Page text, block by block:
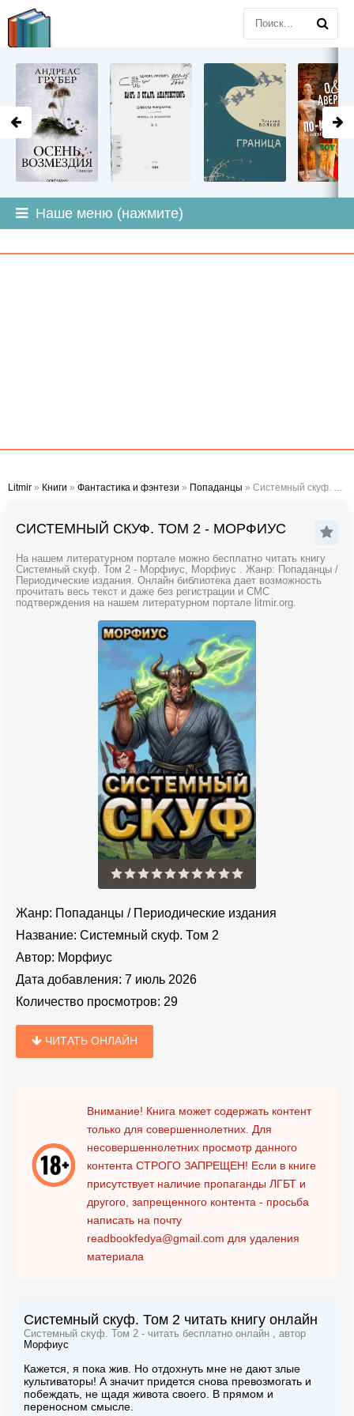
Наше меню (нажмите)
Litmir » Книги » Фантастика и фэнтези » Попаданцы » Системный скуф. Том 2 - Морфиус
СИСТЕМНЫЙ СКУФ. ТОМ 2 - МОРФИУС
На нашем литературном портале можно бесплатно читать книгу
Системный скуф. Том 2 - Морфиус, Морфиус . Жанр: Попаданцы /
Периодические издания. Онлайн библиотека дает возможность
прочитать весь текст и даже без регистрации и СМС
подтверждения на нашем литературном портале litmir.org.
Жанр: Попаданцы / Периодические издания
Название: Системный скуф. Том 2
Автор: Морфиус
Дата добавления: 7 июль 2026
Количество просмотров: 29
ЧИТАТЬ ОНЛАЙН
Внимание! Книга может содержать контент
только для совершеннолетних. Для
несовершеннолетних просмотр данного
контента СТРОГО ЗАПРЕЩЕН! Если в книге
присутствует наличие пропаганды ЛГБТ и
другого, запрещенного контента - просьба
написать на почту
readbookfedya@gmail.com для удаления
материала
Системный скуф. Том 2 читать книгу онлайн
Системный скуф. Том 2 - читать бесплатно онлайн , автор
Морфиус
Кажется, я пока жив. Но отдохнуть мне не дают злые
культиваторы! А значит придется снова превозмогать и
побеждать, не щадя живота своего. В прямом и
переносном смысле.
LITMIR.ORG